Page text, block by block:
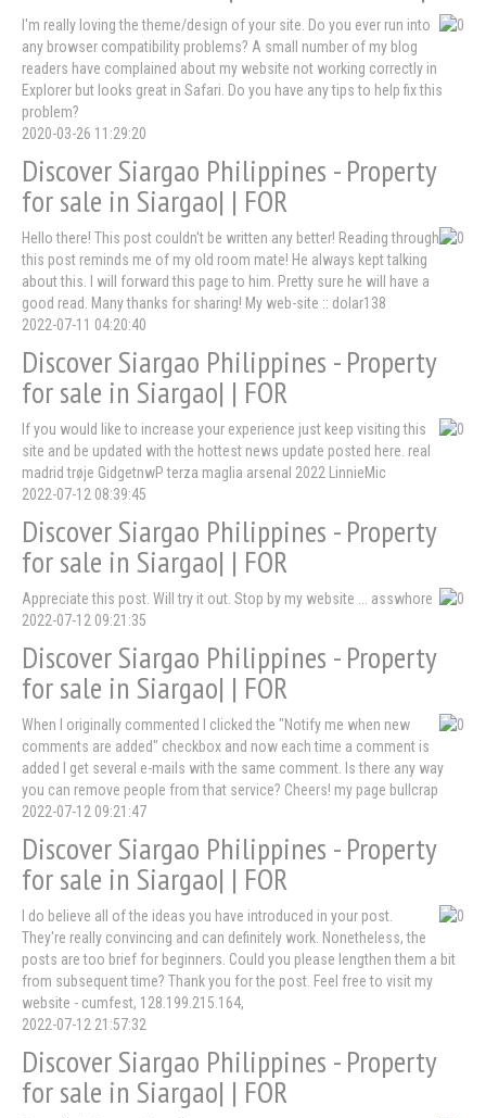
I'm really loving the theme/design of your site. Do you ever run into
any browser compatibility problems? A small number of my blog
readers have complained about my website not working correctly in
Explorer but looks great in Safari. Do you have any tips to help fix this
problem?
2020-03-26 11:29:20
Discover Siargao Philippines - Property
for sale in Siargao| | FOR
Hello there! This post couldn't be written any better! Reading through
this post reminds me of my old room mate! He always kept talking
about this. I will forward this page to him. Pretty sure he will have a
good read. Many thanks for sharing! My web-site :: dolar138
2022-07-11 04:20:40
Discover Siargao Philippines - Property
for sale in Siargao| | FOR
If you would like to increase your experience just keep visiting this
site and be updated with the hottest news update posted here. real
madrid trøje GidgetnwP terza maglia arsenal 2022 LinnieMic
2022-07-12 08:39:45
Discover Siargao Philippines - Property
for sale in Siargao| | FOR
Appreciate this post. Will try it out. Stop by my website ... asswhore
2022-07-12 09:21:35
Discover Siargao Philippines - Property
for sale in Siargao| | FOR
When I originally commented I clicked the "Notify me when new
comments are added" checkbox and now each time a comment is
added I get several e-mails with the same comment. Is there any way
you can remove people from that service? Cheers! my page bullcrap
2022-07-12 09:21:47
Discover Siargao Philippines - Property
for sale in Siargao| | FOR
I do believe all of the ideas you have introduced in your post.
They're really convincing and can definitely work. Nonetheless, the
posts are too brief for beginners. Could you please lengthen them a bit
from subsequent time? Thank you for the post. Feel free to visit my
website - cumfest, 128.199.215.164,
2022-07-12 21:57:32
Discover Siargao Philippines - Property
for sale in Siargao| | FOR